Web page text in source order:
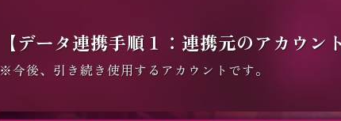
【データ連携手順１：連携元のアカウン
※今後、引き続き使用するアカウントです。